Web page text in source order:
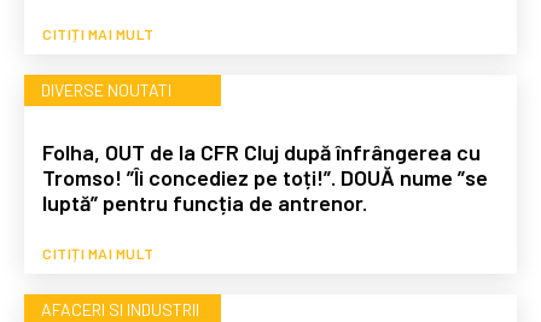
CITIȚI MAI MULT
DIVERSE NOUTATI
Folha, OUT de la CFR Cluj după înfrângerea cu
Tromso! ”Îi concediez pe toți!”. DOUĂ nume ”se
luptă” pentru funcția de antrenor.
CITIȚI MAI MULT
AFACERI SI INDUSTRII